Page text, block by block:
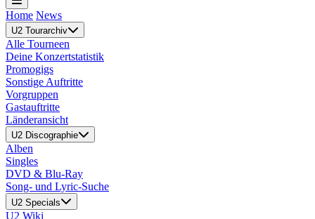
Home News
U2 Tourarchiv
Alle Tourneen
Deine Konzertstatistik
Promogigs
Sonstige Auftritte
Vorgruppen
Gastauftritte
Länderansicht
U2 Discographie
Alben
Singles
DVD & Blu-Ray
Song- und Lyric-Suche
U2 Specials
U2 Wiki